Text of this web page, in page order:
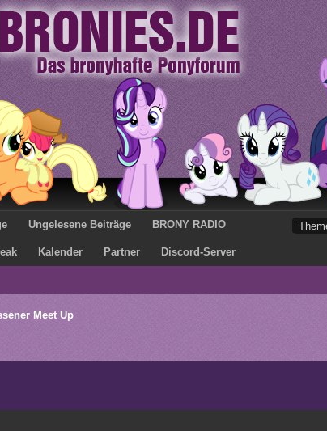
Ungelesene Beiträge BRONY RADIO
Kalender Partner Discord-Server
Meet Up